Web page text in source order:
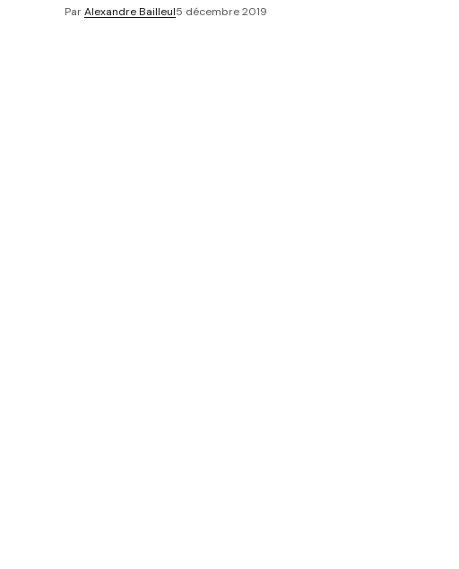
ParAlexandre Bailleul5 décembre 2019